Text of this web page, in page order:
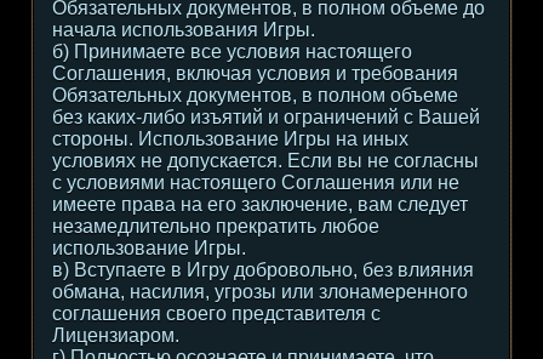
Обязательных документов, в полном объеме до
начала использования Игры.
б) Принимаете все условия настоящего
Соглашения, включая условия и требования
Обязательных документов, в полном объеме
без каких-либо изъятий и ограничений с Вашей
стороны. Использование Игры на иных
условиях не допускается. Если вы не согласны
с условиями настоящего Соглашения или не
имеете права на его заключение, вам следует
незамедлительно прекратить любое
использование Игры.
в) Вступаете в Игру добровольно, без влияния
обмана, насилия, угрозы или злонамеренного
соглашения своего представителя с
Лицензиаром.